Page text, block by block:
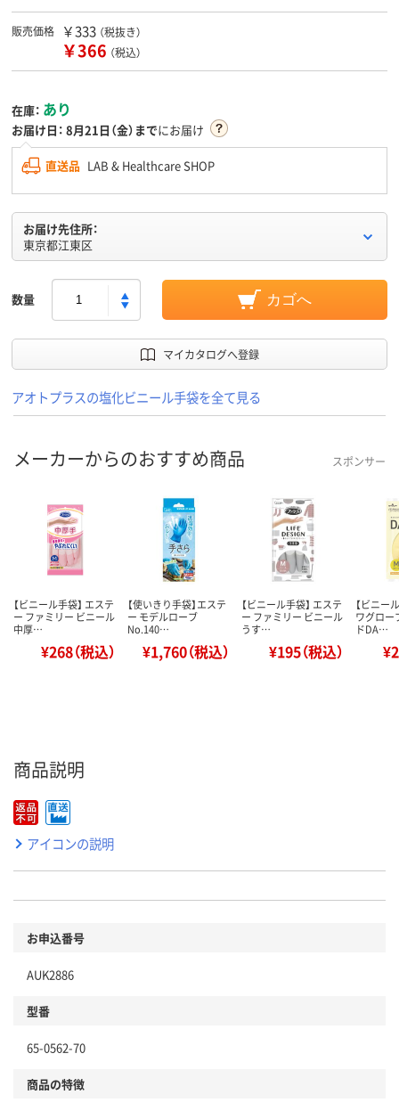
販売価格 ￥333 （税抜き）
￥366 （税込）
在庫： あり
お届け日： 8月21日（金）までにお届け
直送品 LAB & Healthcare SHOP
お届け先住所：
東京都江東区
数量 カゴへ
マイカタログへ登録
アオトプラスの塩化ビニール手袋を全て見る
メーカーからのおすすめ商品 スポンサー
【ビニール手袋】 エステ
ー ファミリー ビニール
中厚…
¥268（税込）
【使いきり手袋】エステ
ー モデルローブ
No.140…
¥1,760（税込）
【ビニール手袋】 エステ
ー ファミリー ビニール
うす…
¥195（税込）
【ビニー
ワグロー
ドDA…
商品説明
アイコンの説明
お申込番号
AUK2886
型番
65-0562-70
商品の特徴